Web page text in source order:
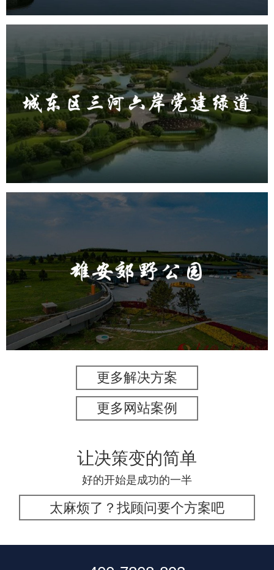
城东区三河六岸党建绿道
旅游休闲 公园 AI人工智能 智慧公园
智能步道
AR太极
智能大数据平台
旅游休闲 公园 AI人工智能 智慧公园
智能照明系统
智能垃圾桶
更多解决方案
更多网站案例
让决策变的简单
好的开始是成功的一半
太麻烦了？找顾问要个方案吧